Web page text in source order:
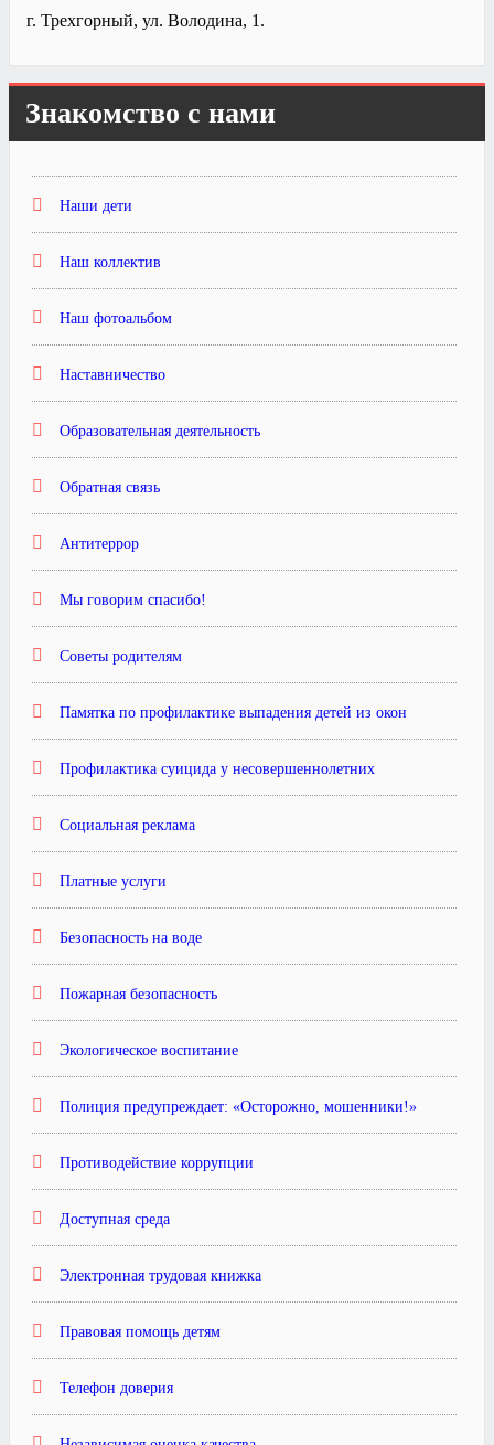
г. Трехгорный, ул. Володина, 1.
Знакомство с нами
Наши дети
Наш коллектив
Наш фотоальбом
Наставничество
Образовательная деятельность
Обратная связь
Антитеррор
Мы говорим спасибо!
Советы родителям
Памятка по профилактике выпадения детей из окон
Профилактика суицида у несовершеннолетних
Социальная реклама
Платные услуги
Безопасность на воде
Пожарная безопасность
Экологическое воспитание
Полиция предупреждает: «Осторожно, мошенники!»
Противодействие коррупции
Доступная среда
Электронная трудовая книжка
Правовая помощь детям
Телефон доверия